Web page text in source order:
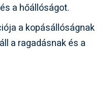
a hőállóságot.
a kopásállóságnak
a ragadásnak és a